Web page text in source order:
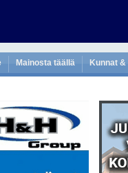
Mainosta täällä Kunnat